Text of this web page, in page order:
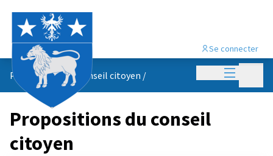
Menu
Se connecter
Propositions du conseil citoyen /
Propositions du conseil
citoyen